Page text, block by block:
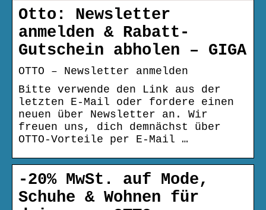
Otto: Newsletter
anmelden & Rabatt-
Gutschein abholen – GIGA
OTTO – Newsletter anmelden
Bitte verwende den Link aus der
letzten E-Mail oder fordere einen
neuen über Newsletter an. Wir
freuen uns, dich demnächst über
OTTO-Vorteile per E-Mail …
-20% MwSt. auf Mode,
Schuhe & Wohnen für